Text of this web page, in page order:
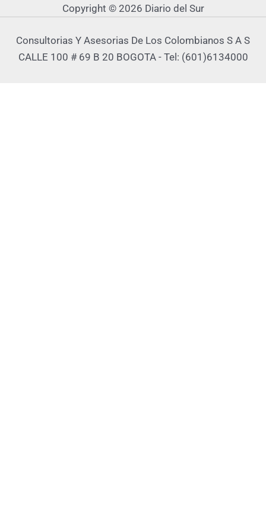
Copyright © 2026 Diario del Sur
Consultorias Y Asesorias De Los Colombianos S A S
CALLE 100 # 69 B 20 BOGOTA - Tel: (601)6134000